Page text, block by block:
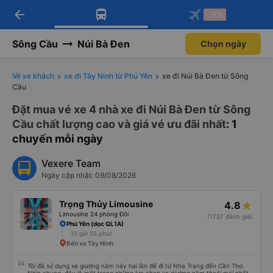
Tải app Vexere ngay!
Nhận ưu đãi thành viên độc
Mở app
Tải app Vexere
-30k/ghế khi đặt vé máy bay qua
Mở app
arrow_back -30k
Sông Cầu Núi Bà Đen Chọn ngày
Vé xe khách xe đi Tây Ninh từ Phú Yên
xe đi Núi Bà Đen từ Sông
Cầu
Đặt mua vé xe 4 nhà xe đi Núi Bà Đen từ Sông
Cầu chất lượng cao và giá vé ưu đãi nhất: 1
chuyến mỗi ngày
Vexere Team
Ngày cập nhật: 09/08/2026
Trọng Thủy Limousine
Limousine 24 phòng Đôi
4.8
(1737 đánh giá)
Phú Yên (dọc QL1A)
10 giờ 55 phút
Bến xe Tây Ninh
Tôi đã sử dụng xe giường nằm này hai lần để đi từ Nha Trang đến Cần Thơ.